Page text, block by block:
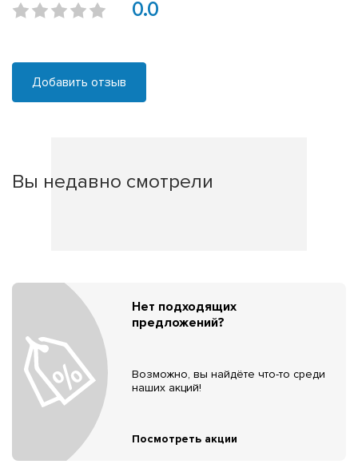
0.0
Добавить отзыв
Вы недавно смотрели
Нет подходящих
предложений?
Возможно, вы найдёте что-то среди
наших акций!
Посмотреть акции